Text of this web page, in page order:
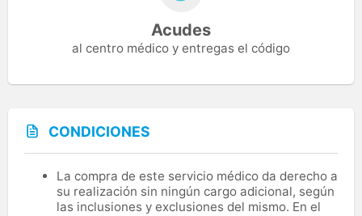
Acudes
al centro médico y entregas el código
CONDICIONES
La compra de este servicio médico da derecho a
su realización sin ningún cargo adicional, según
las inclusiones y exclusiones del mismo. En el